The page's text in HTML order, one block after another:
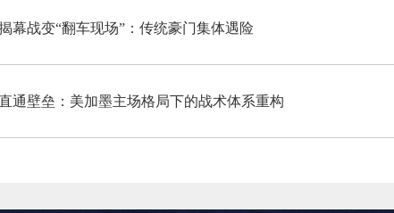
幕战变“翻车现场”：传统豪门集体遇险
通壁垒：美加墨主场格局下的战术体系重构